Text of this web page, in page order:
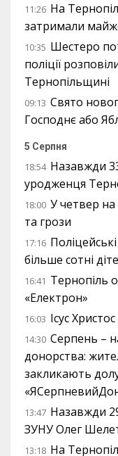
11:26 На
затримали
10:35 Шестеро
поліції
Тернопільщині
09:13 Свято
Господнє або
5 Серпня
18:54 Назавжди
уродженця
18:00 У четвер
та грози
17:16
більше сотні
16:41 Тернопіль
«Електрон»
16:03 Ісус
14:30 Серпень –
донорства:
закликають
13:47 Назавжди
ЗУНУ Олег
13:18 На